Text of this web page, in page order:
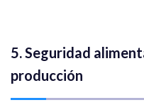
5. Seguridad
producción